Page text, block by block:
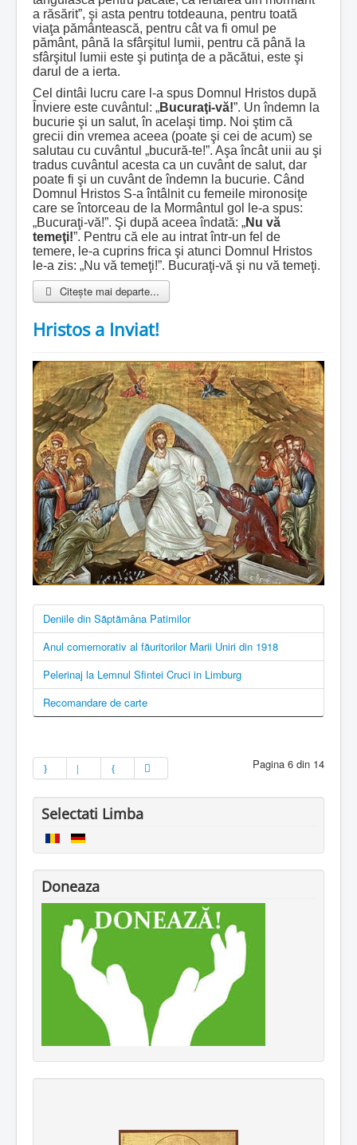
a răsărit”, şi asta pentru totdeauna, pentru toată
viaţa pământească, pentru cât va fi omul pe
pământ, până la sfârşitul lumii, pentru că până la
sfârşitul lumii este şi putinţa de a păcătui, este şi
darul de a ierta.
Cel dintâi lucru care l-a spus Domnul Hristos după
Înviere este cuvântul: „Bucuraţi-vă!”. Un îndemn la
bucurie şi un salut, în acelaşi timp. Noi ştim că
grecii din vremea aceea (poate şi cei de acum) se
salutau cu cuvântul „bucură-te!”. Aşa încât unii au şi
tradus cuvântul acesta ca un cuvânt de salut, dar
poate fi şi un cuvânt de îndemn la bucurie. Când
Domnul Hristos S-a întâlnit cu femeile mironosiţe
care se întorceau de la Mormântul gol le-a spus:
„Bucuraţi-vă!”. Şi după aceea îndată: „Nu vă
temeţi!”. Pentru că ele au intrat într-un fel de
temere, le-a cuprins frica şi atunci Domnul Hristos
le-a zis: „Nu vă temeţi!”. Bucuraţi-vă şi nu vă temeţi.
Citește mai departe...
Hristos a Inviat!
Deniile din Săptămâna Patimilor
Anul comemorativ al făuritorilor Marii Uniri din 1918
Pelerinaj la Lemnul Sfintei Cruci in Limburg
Recomandare de carte
Pagina 6 din 14
Selectati Limba
Doneaza